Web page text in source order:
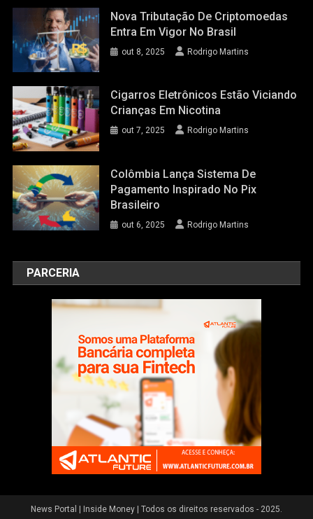
Nova Tributação De Criptomoedas
Entra Em Vigor No Brasil
out 8, 2025 Rodrigo Martins
Cigarros Eletrônicos Estão Viciando
Crianças Em Nicotina
out 7, 2025 Rodrigo Martins
Colômbia Lança Sistema De
Pagamento Inspirado No Pix
Brasileiro
out 6, 2025 Rodrigo Martins
PARCERIA
News Portal Inside Money | Todos os direitos reservados - 2025.